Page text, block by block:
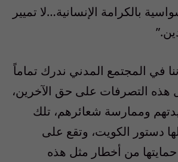
بالكرامة الإنسانية…لا تميير
في المجتمع المدني ندرك تماماً
التصرفات على حق الآخرين،
وممارسة شعائرهم، تلك
دستور الكويت، وتقع على
من أخطار مثل هذه